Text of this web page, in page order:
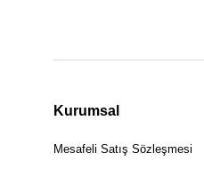
Kurumsal
Mesafeli Satış Sözleşmesi